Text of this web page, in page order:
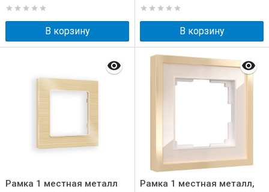
В корзину В корзину
Рамка 1 местная металл
Рамка 1 местная металл,